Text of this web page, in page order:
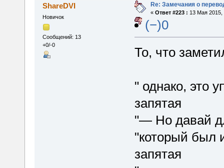
ShareDVI
Новичок
Сообщений: 13
+0/-0
Re: Замечания о
« Ответ #223 : 13 Мая 2015,
(−)0
То, что
" однако, это
запятая
"— Но давай
"который был
запятая